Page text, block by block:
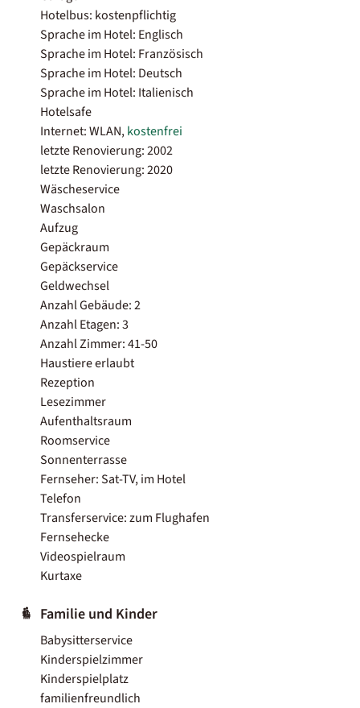
Hotelbus: kostenpflichtig
Sprache im Hotel: Englisch
Sprache im Hotel: Französisch
Sprache im Hotel: Deutsch
Sprache im Hotel: Italienisch
Hotelsafe
Internet: WLAN,kostenfrei
letzte Renovierung: 2002
letzte Renovierung: 2020
Wäscheservice
Waschsalon
Aufzug
Gepäckraum
Gepäckservice
Geldwechsel
Anzahl Gebäude: 2
Anzahl Etagen: 3
Anzahl Zimmer: 41-50
Haustiere erlaubt
Rezeption
Lesezimmer
Aufenthaltsraum
Roomservice
Sonnenterrasse
Fernseher: Sat-TV, im Hotel
Telefon
Transferservice: zum Flughafen
Fernsehecke
Videospielraum
Kurtaxe
Familie und Kinder
Babysitterservice
Kinderspielzimmer
Kinderspielplatz
familienfreundlich